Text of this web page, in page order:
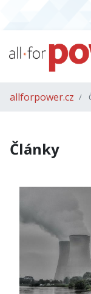
allforpower.cz
Články